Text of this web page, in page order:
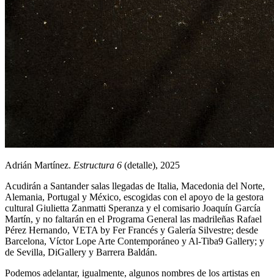
Adrián Martínez. Estructura 6 (detalle), 2025
Acudirán a Santander salas llegadas de Italia, Macedonia del Norte,
Alemania, Portugal y México, escogidas con el apoyo de la gestora
cultural Giulietta Zanmatti Speranza y el comisario Joaquín García
Martín, y no faltarán en el Programa General las madrileñas Rafael
Pérez Hernando, VETA by Fer Francés y Galería Silvestre; desde
Barcelona, Víctor Lope Arte Contemporáneo y Al-Tiba9 Gallery; y
de Sevilla, DiGallery y Barrera Baldán.
Podemos adelantar, igualmente, algunos nombres de los artistas en